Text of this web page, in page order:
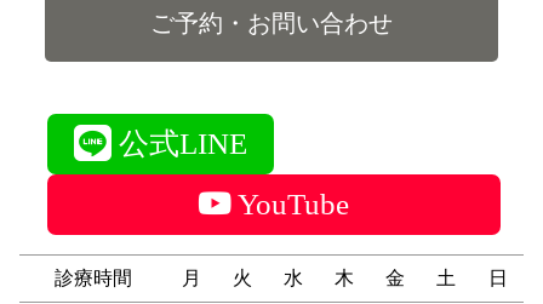
ご予約・お問い合わせ
公式LINE
YouTube
診療時間 月 火 水 木 金 土 日